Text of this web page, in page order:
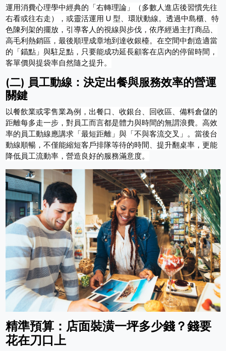
運用消費心理學中經典的「右轉理論」（多數人進店後習慣先往
右看或往右走），或靈活運用 U 型、環狀動線。透過中島櫃、特
色陳列架的擺放，引導客人的視線與步伐，依序經過主打商品、
高毛利熱銷區，最後順理成章地到達收銀檯。在空間中創造適當
的「錨點」與駐足點，只要能成功延長顧客在店內的停留時間，
客單價與提袋率自然隨之提升。
(二) 員工動線：決定出餐與服務效率的營運
關鍵
以餐飲業或零售業為例，出餐口、收銀台、回收區、備料倉儲的
距離每多走一步，對員工而言都是體力與時間的無謂浪費。高效
率的員工動線應講求「最短距離」與「不與客流交叉」。當後台
動線順暢，不僅能縮短客戶排隊等待的時間、提升翻桌率，更能
降低員工流動率，營造良好的服務滿意度。
精準預算：店面裝潢一坪多少錢？錢要
花在刀口上